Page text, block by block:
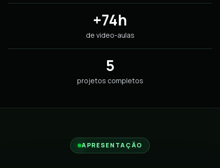
+74h
de video-aulas
5
projetos completos
APRESENTAÇÃO